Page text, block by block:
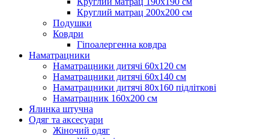
Круглий матрац 200х200 см
Подушки
Ковдри
Гіпоалергенна ковдра
Наматрацники
Наматрацники дитячі 60х120 см
Наматрацники дитячі 60х140 см
Наматрацники дитячі 80х160 підліткові
Наматрацник 160х200 см
Ялинка штучна
Одяг та аксесуари
Жіночий одяг